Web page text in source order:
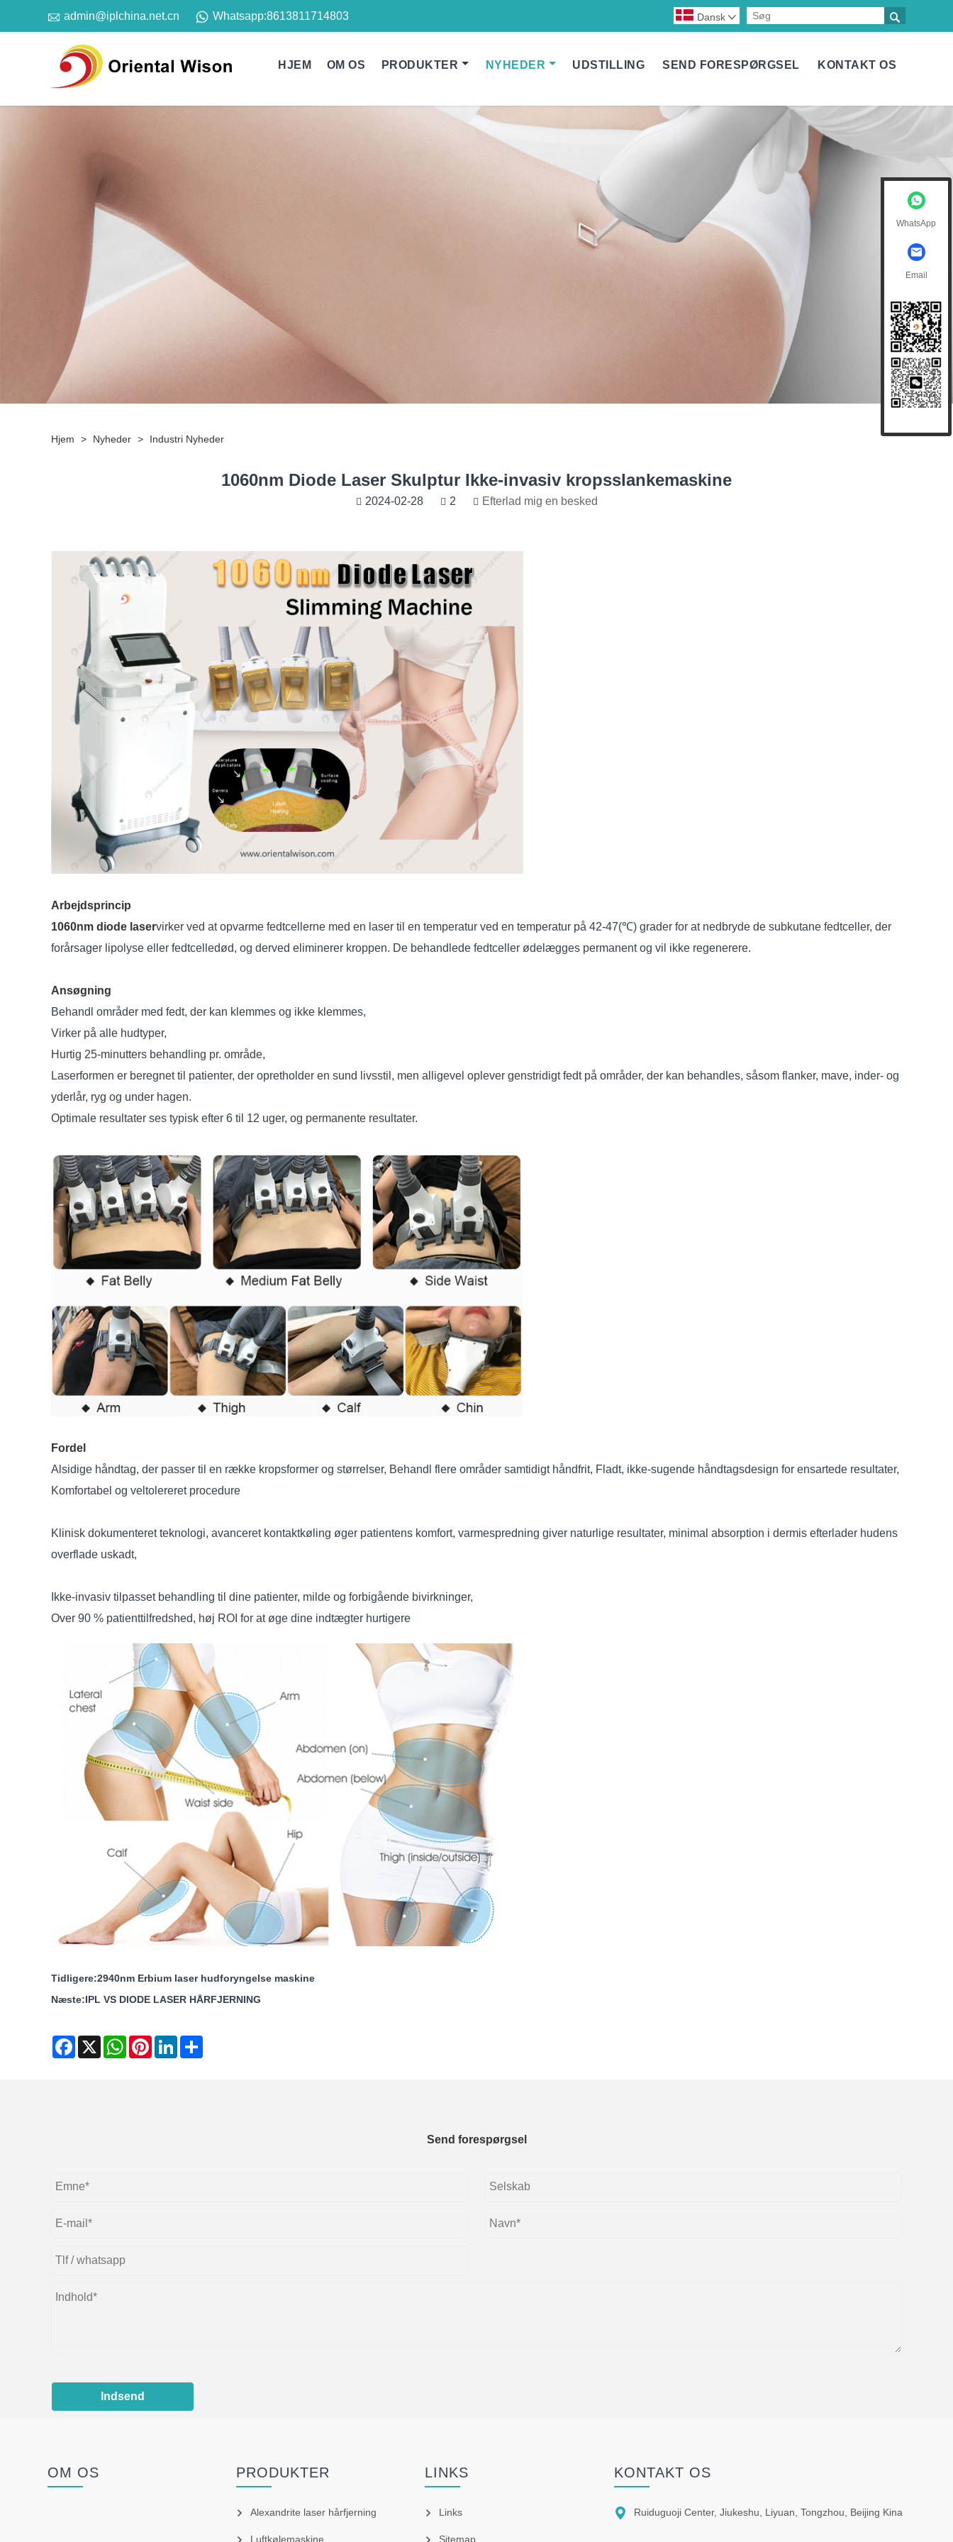
 admin@iplchina.net.cn Whatsapp:8613811714803 
Dansk 
HJEM OM OS PRODUKTER NYHEDER UDSTILLING SEND FORESPØRGSEL KONTAKT OS
Hjem > Nyheder > Industri Nyheder
1060nm Diode Laser Skulptur Ikke-invasiv kropsslankemaskine
2024-02-28 2 Efterlad mig en besked
Arbejdsprincip
1060nm diode laservirker ved at opvarme fedtcellerne med en laser til en temperatur ved en temperatur på 42-47(℃) grader for at nedbryde de subkutane fedtceller, der
forårsager lipolyse eller fedtcelledød, og derved eliminerer kroppen. De behandlede fedtceller ødelægges permanent og vil ikke regenerere.
Ansøgning
Behandl områder med fedt, der kan klemmes og ikke klemmes,
Virker på alle hudtyper,
Hurtig 25-minutters behandling pr. område,
Laserformen er beregnet til patienter, der opretholder en sund livsstil, men alligevel oplever genstridigt fedt på områder, der kan behandles, såsom flanker, mave, inder- og
yderlår, ryg og under hagen.
Optimale resultater ses typisk efter 6 til 12 uger, og permanente resultater.
Fordel
Alsidige håndtag, der passer til en række kropsformer og størrelser, Behandl flere områder samtidigt håndfrit, Fladt, ikke-sugende håndtagsdesign for ensartede resultater,
Komfortabel og veltolereret procedure
Klinisk dokumenteret teknologi, avanceret kontaktkøling øger patientens komfort, varmespredning giver naturlige resultater, minimal absorption i dermis efterlader hudens
overflade uskadt,
Ikke-invasiv tilpasset behandling til dine patienter, milde og forbigående bivirkninger,
Over 90 % patienttilfredshed, høj ROI for at øge dine indtægter hurtigere
Tidligere:2940nm Erbium laser hudforyngelse maskine
Næste:IPL VS DIODE LASER HÅRFJERNING
Facebook
X WhatsAppPinterestLinkedIn
Send forespørgsel
Indsend
WhatsApp
Email
OM OS PRODUKTER
Alexandrite laser hårfjerning
Luftkølemaskine
LINKS
Links
Sitemap
KONTAKT OS
 Ruiduguoji Center, Jiukeshu, Liyuan, Tongzhou, Beijing Kina